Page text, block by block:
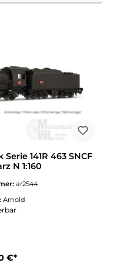
141R 463 SNCF
N 1:160
ar2544
Arnold
€*